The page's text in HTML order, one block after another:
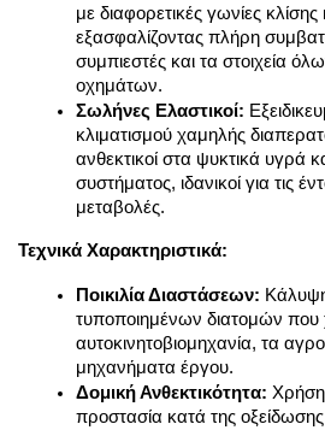
με διαφορετικές γωνίες
εξασφαλίζοντας πλήρη
συμπιεστές και τα στοιχεία
οχημάτων.
Σωλήνες Ελαστικοί:
κλιματισμού χαμηλής
ανθεκτικοί στα ψυκτικά υγρά
συστήματος, ιδανικοί για τις
μεταβολές.
Τεχνικά Χαρακτηριστικά:
Ποικιλία Διαστάσεων:
τυποποιημένων διατομών που
αυτοκινητοβιομηχανία, τα
μηχανήματα έργου.
Δομική Ανθεκτικότητα:
προστασία κατά της